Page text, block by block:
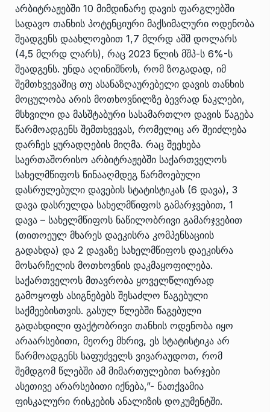
არბიტრაჟებში 10 მიმდინარე დავის ფარგლებში
სადავო თანხის პოტენციური მაქსიმალური ოდენობა
შეადგენს დაახლოებით 1,7 მლრდ აშშ დოლარს
(4,5 მლრდ ლარს), რაც 2023 წლის მშპ-ს 6%-ს
შეადგენს. უნდა აღინიშნოს, რომ ზოგადად, იმ
შემთხვევაშიც თუ ასანაზღაურებელი დავის თანხის
მოცულობა არის მოთხოვნილზე ბევრად ნაკლები,
მსხვილი და მასშტაბური სასამართლო დავის წაგება
წარმოადგენს შემთხვევას, რომელიც არ შეიძლება
დარჩეს ყურადღების მიღმა. რაც შეეხება
საერთაშორისო არბიტრაჟებში საქართველოს
სახელმწიფოს წინააღმდეგ წარმოებული
დასრულებული დავების სტატისტიკას (6 დავა), 3
დავა დასრულდა სახელმწიფოს გამარჯვებით, 1
დავა – სახელმწიფოს ნაწილობრივი გამარჯვებით
(თითოეულ მხარეს დაეკისრა კომპენსაციის
გადახდა) და 2 დავაზე სახელმწიფოს დაეკისრა
მოსარჩელის მოთხოვნის დაკმაყოფილება.
საქართველოს მთავრობა ყოველწლიურად
გამოყოფს ასიგნებებს შესაძლო წაგებული
საქმეებისთვის. გასულ წლებში წაგებული
გადახდილი ფაქტობრივი თანხის ოდენობა იყო
არაარსებითი, მეორე მხრივ, ეს სტატისტიკა არ
წარმოადგენს საფუძველს ვივარაუდოთ, რომ
შემდგომ წლებში ამ მიმართულებით ხარჯები
ასეთივე არარსებითი იქნება,”- ნათქვამია
ფისკალური რისკების ანალიზის დოკუმენტში.